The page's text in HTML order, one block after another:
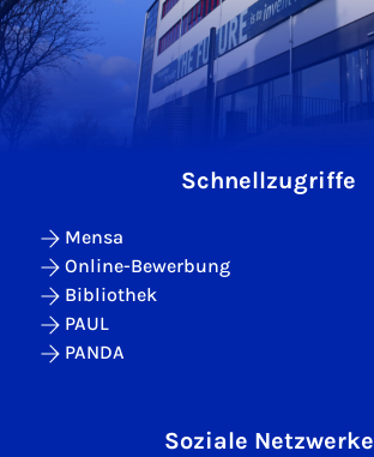
Schnellzugriffe
Mensa
Online-Bewerbung
Bibliothek
PAUL
PANDA
Soziale Netzwerke